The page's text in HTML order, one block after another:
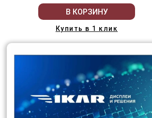
В КОРЗИНУ
Купить в 1 клик